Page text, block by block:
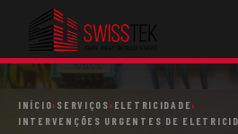
INÍCIO
INÍCIO› SERVIÇOS› ELETRICIDADE›
INTERVENÇÕES URGENTES DE